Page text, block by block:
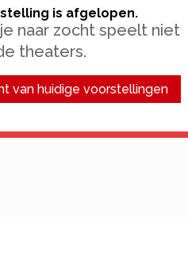
is afgelopen.
naar zocht speelt niet
theaters.
van huidige voorstellingen